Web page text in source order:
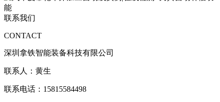
联系我们
CONTACT
深圳拿铁智能装备科技有限公司
联系人：黄生
联系电话：15815584498